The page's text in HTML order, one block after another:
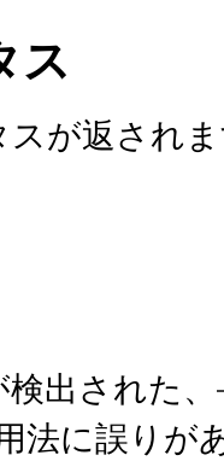
ス
が返され
出された、
法に誤りが